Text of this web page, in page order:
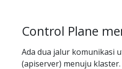
Control Plane
Ada dua jalur komunikasi
(apiserver) menuju